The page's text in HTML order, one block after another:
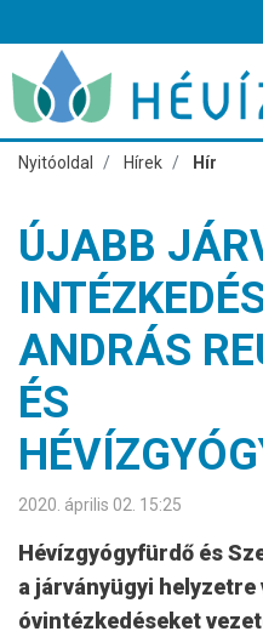
Nyitóoldal Hírek Hír
ÚJABB
ANDRÁS
ÉS
2020. április 02. 15:25
Hévízgyógyfürdő és
a járványügyi
óvintézkedéseket